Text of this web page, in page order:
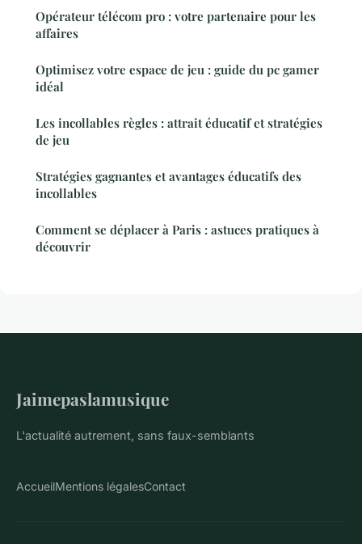
Opérateur télécom pro : votre partenaire pour les
affaires
Optimisez votre espace de jeu : guide du pc gamer
idéal
Les incollables règles : attrait éducatif et stratégies
de jeu
Stratégies gagnantes et avantages éducatifs des
incollables
Comment se déplacer à Paris : astuces pratiques à
découvrir
Jaimepaslamusique
L'actualité autrement, sans faux-semblants
AccueilMentions légalesContact